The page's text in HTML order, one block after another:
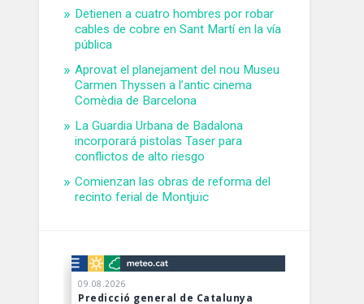
Detienen a cuatro hombres por robar
cables de cobre en Sant Martí en la vía
pública
Aprovat el planejament del nou Museu
Carmen Thyssen a l’antic cinema
Comèdia de Barcelona
La Guardia Urbana de Badalona
incorporará pistolas Taser para
conflictos de alto riesgo
Comienzan las obras de reforma del
recinto ferial de Montjuïc